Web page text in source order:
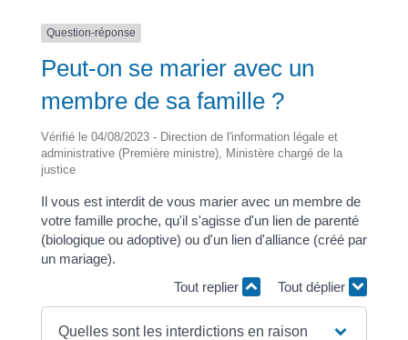
Question-réponse
Peut-on se marier avec un
membre de sa famille ?
Vérifié le 04/08/2023 - Direction de l'information légale et
administrative (Première ministre), Ministère chargé de la
justice
Il vous est interdit de vous marier avec un membre de
votre famille proche, qu'il s'agisse d'un lien de parenté
(biologique ou adoptive) ou d'un lien d'alliance (créé par
un mariage).
Tout replier
Tout déplier
Quelles sont les interdictions en raison